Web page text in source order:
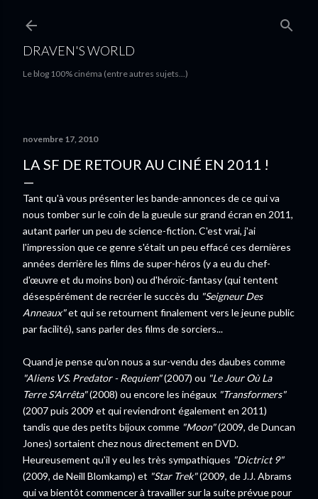
Accéder au contenu principal
DRAVEN'S WORLD
Le blog 100% cinéma (entre autres sujets...)
novembre 17, 2010
LA SF DE RETOUR AU CINÉ EN 2011 !
Tant qu'à vous présenter les bande-annonces de ce qui va
nous tomber sur le coin de la gueule sur grand écran en 2011,
autant parler un peu de science-fiction. C'est vrai, j'ai
l'impression que ce genre s'était un peu effacé ces dernières
années derrière les films de super-héros (y a eu du chef-
d'œuvre et du moins bon) ou d'héroïc-fantasy (qui tentent
désespérément de recréer le succès du "Seigneur Des
Anneaux"et qui se retournent finalement vers le jeune public
par facilité), sans parler des films de sorciers...
Quand je pense qu'on nous a sur-vendu des daubes comme
"Aliens VS. Predator - Requiem"(2007) ou "Le Jour Où La
Terre S'Arrêta"(2008) ou encore les inégaux "Transformers"
(2007 puis 2009 et qui reviendront également en 2011)
tandis que des petits bijoux comme "Moon"(2009, de Duncan
Jones) sortaient chez nous directement en DVD.
Heureusement qu'il y eu les très sympathiques "Dictrict 9"
(2009, de Neill Blomkamp) et "Star Trek"(2009, de J.J. Abrams
qui va bientôt commencer à travailler sur la suite prévue pour